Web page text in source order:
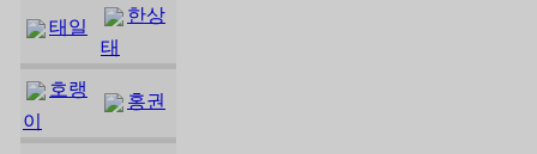
태일
한상
태
호랭
이
홍권